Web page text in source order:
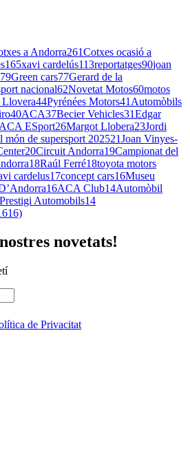
a Andorra261Cotxes ocasió a
165xavi cardelús113reportatges90joan
79Green cars77Gerard de la
nacional62Novetat Motos60motos
44Pyrénées Motors41 Automòbils
40ACA37Becier Vehicles31Edgar
ACA ESport26Margot Llobera23Jordi
món de supersport 202521Joan Vinyes-
20Circuit Andorra19Campionat del
18Raúl Ferré18toyota motors
cardelus17concept cars16Museu
16ACA Club14Automòbil
Automobils14
novetats!
de Privacitat